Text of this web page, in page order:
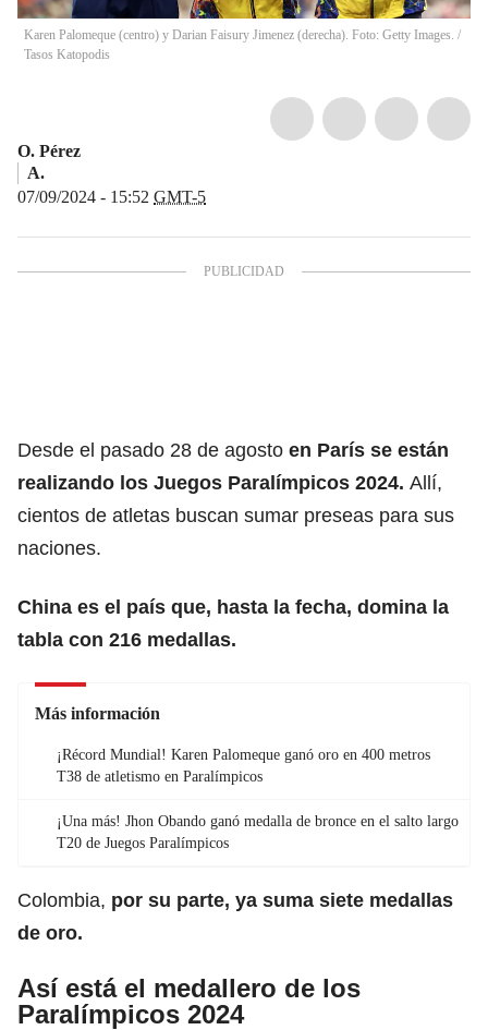
Karen Palomeque (centro) y Darian Faisury Jimenez (derecha). Foto: Getty Images. /
Tasos Katopodis
O. Pérez
A.
07/09/2024 - 15:52 GMT-5
Desde el pasado 28 de agosto en París se están
realizando los Juegos Paralímpicos 2024. Allí,
cientos de atletas buscan sumar preseas para sus
naciones.
China es el país que, hasta la fecha, domina la
tabla con 216 medallas.
Más información
¡Récord Mundial! Karen Palomeque ganó oro en 400 metros
T38 de atletismo en Paralímpicos
¡Una más! Jhon Obando ganó medalla de bronce en el salto largo
T20 de Juegos Paralímpicos
Colombia, por su parte, ya suma siete medallas
de oro.
Así está el medallero de los
Paralímpicos 2024